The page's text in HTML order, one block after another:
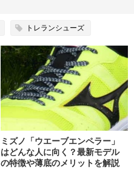
トレランシューズ
ミズノ「ウエーブエンペラー」
はどんな人に向く？最新モデル
の特徴や薄底のメリットを解説